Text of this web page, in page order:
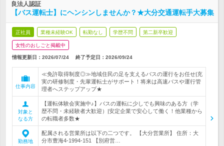
良法人認証
【バス運転士】にヘンシンしませんか？★大分交通運転手大募集
正社員 業種未経験OK 転勤なし 学歴不問 第二新卒歓迎
女性のおしごと掲載中
情報更新日：2026/07/24 終了予定日： 2026/09/24
仕事内容
≪免許取得制度◎≫地域住民の足を支えるバスの運行をお任せ|充
実の研修制度・先輩運転士がサポート！将来は高速バスや運行管
理者へステップアップ★
対象と
なる方
【運転体験会実施中♪】バスの運転に少しでも興味のある方（学
歴不問・未経験者大歓迎）|安定企業で安心して働く！他業種から
の転職者多数★
勤務地
配属される営業所は以下の二つです。 【大分営業所】 住所：大
分市豊海4-1994-151 【別府営…